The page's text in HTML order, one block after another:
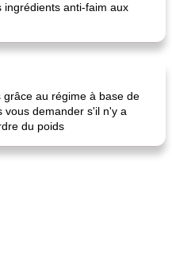
anti-faim aux
au régime à base de
vous demander s'il n'y a
du poids